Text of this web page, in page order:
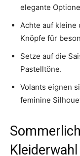
elegante
Achte auf kleine
Knöpfe für
Setze auf die
Pastelltöne.
Volants eignen
feminine
Kleiderwahl